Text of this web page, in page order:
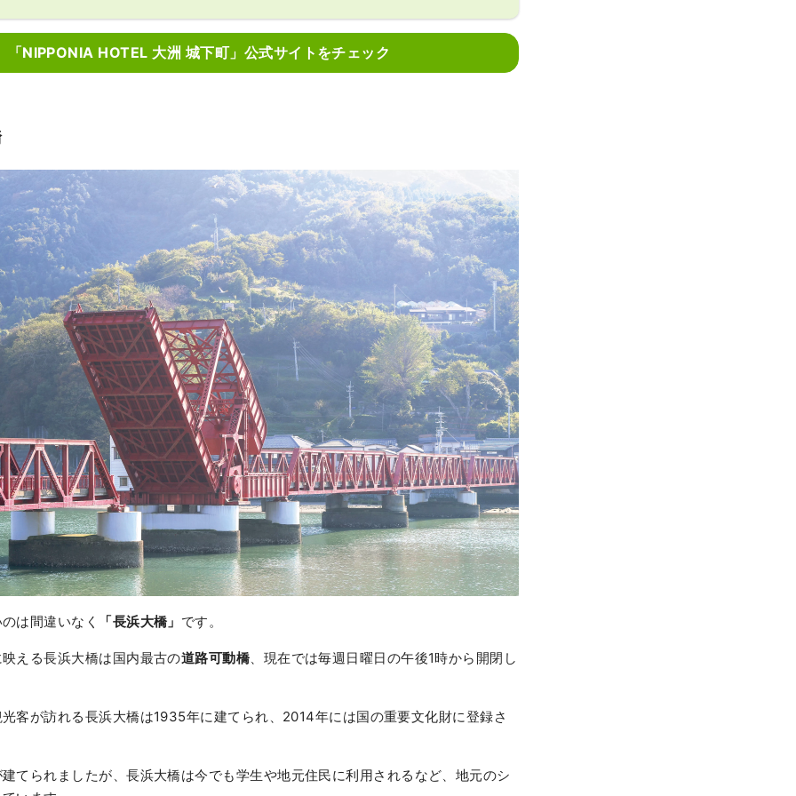
「NIPPONIA HOTEL 大洲 城下町」公式サイトをチェック
は間違いなく 「長浜大橋」 です。
える長浜大橋は国内最古の道路可動橋、現在では毎週日曜日の午後1時から開閉し
客が訪れる長浜大橋は1935年に建てられ、2014年には国の重要文化財に登録さ
てられましたが、長浜大橋は今でも学生や地元住民に利用されるなど、地元のシ